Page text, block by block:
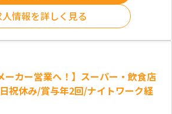
情報を詳しく見る
ーカー営業へ！】スーパー・飲食店
祝休み/賞与年2回/ナイトワーク経